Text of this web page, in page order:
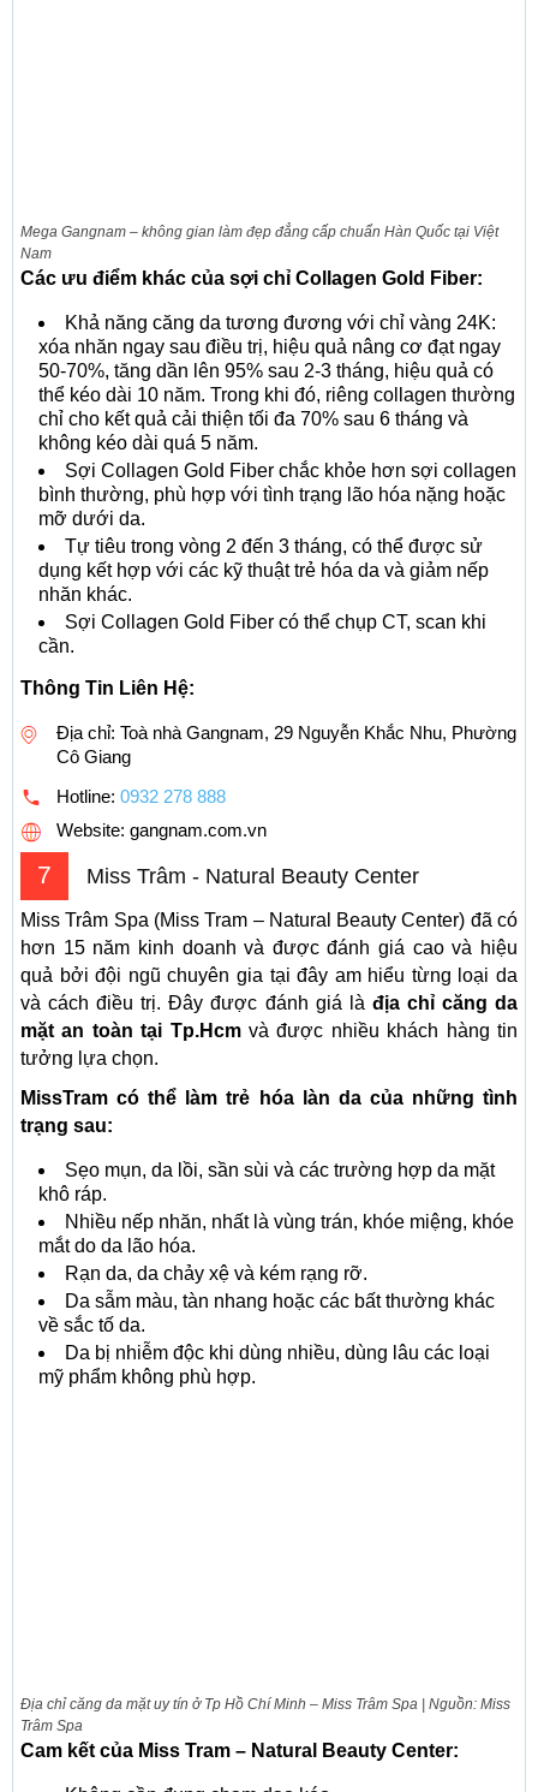
Mega Gangnam – không gian làm đẹp đẳng cấp chuẩn Hàn Quốc tại Việt
Nam
Các ưu điểm khác của sợi chỉ Collagen Gold Fiber:
Khả năng căng da tương đương với chỉ vàng 24K:
xóa nhăn ngay sau điều trị, hiệu quả nâng cơ đạt ngay
50-70%, tăng dần lên 95% sau 2-3 tháng, hiệu quả có
thể kéo dài 10 năm. Trong khi đó, riêng collagen thường
chỉ cho kết quả cải thiện tối đa 70% sau 6 tháng và
không kéo dài quá 5 năm.
Sợi Collagen Gold Fiber chắc khỏe hơn sợi collagen
bình thường, phù hợp với tình trạng lão hóa nặng hoặc
mỡ dưới da.
Tự tiêu trong vòng 2 đến 3 tháng, có thể được sử
dụng kết hợp với các kỹ thuật trẻ hóa da và giảm nếp
nhăn khác.
Sợi Collagen Gold Fiber có thể chụp CT, scan khi
cần.
Thông Tin Liên Hệ:
Địa chỉ: Toà nhà Gangnam, 29 Nguyễn Khắc Nhu, Phường
Cô Giang
Hotline: 0932 278 888
Website: gangnam.com.vn
7 Miss Trâm - Natural Beauty Center
Miss Trâm Spa (Miss Tram – Natural Beauty Center) đã có
hơn 15 năm kinh doanh và được đánh giá cao và hiệu
quả bởi đội ngũ chuyên gia tại đây am hiểu từng loại da
và cách điều trị. Đây được đánh giá là địa chỉ căng da
mặt an toàn tại Tp.Hcmvà được nhiều khách hàng tin
tưởng lựa chọn.
MissTram có thể làm trẻ hóa làn da của những tình
trạng sau:
Sẹo mụn, da lồi, sần sùi và các trường hợp da mặt
khô ráp.
Nhiều nếp nhăn, nhất là vùng trán, khóe miệng, khóe
mắt do da lão hóa.
Rạn da, da chảy xệ và kém rạng rỡ.
Da sẫm màu, tàn nhang hoặc các bất thường khác
về sắc tố da.
Da bị nhiễm độc khi dùng nhiều, dùng lâu các loại
mỹ phẩm không phù hợp.
Địa chỉ căng da mặt uy tín ở Tp Hồ Chí Minh – Miss Trâm Spa | Nguồn: Miss
Trâm Spa
Cam kết của Miss Tram – Natural Beauty Center: